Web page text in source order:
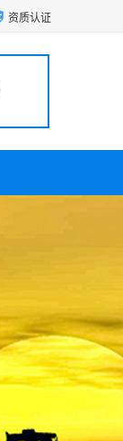
资质认证